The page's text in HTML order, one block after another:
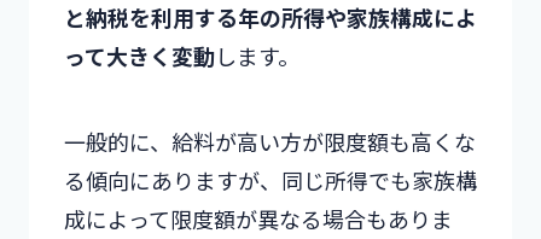
と納税を利用する年の所得や家族構成によ
って大きく変動します。
一般的に、給料が高い方が限度額も高くな
る傾向にありますが、同じ所得でも家族構
成によって限度額が異なる場合もありま